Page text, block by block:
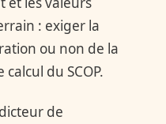
: exiger la
ou non de la
du SCOP.
de